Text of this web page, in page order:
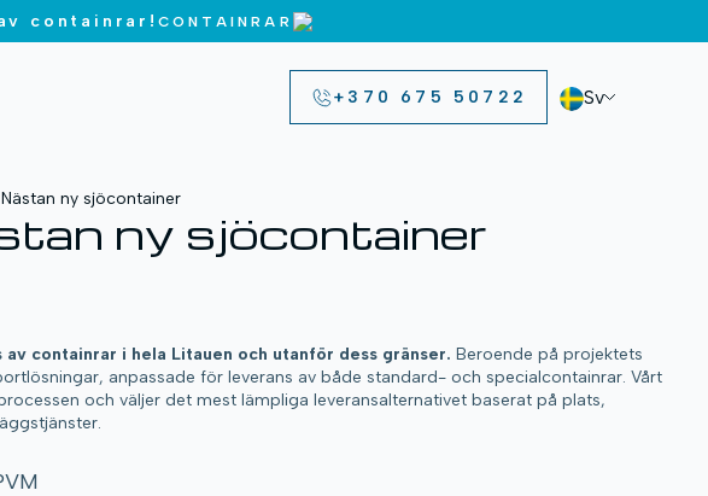
containrar! CONTAINRAR
+370 675 50722 Sv
Nästan ny sjöcontainer
ny sjöcontainer
containrar i hela Litauen och utanför dess gränser. Beroende på projektets
anpassade för leverans av både standard- och specialcontainrar. Vårt
och väljer det mest lämpliga leveransalternativet baserat på plats,